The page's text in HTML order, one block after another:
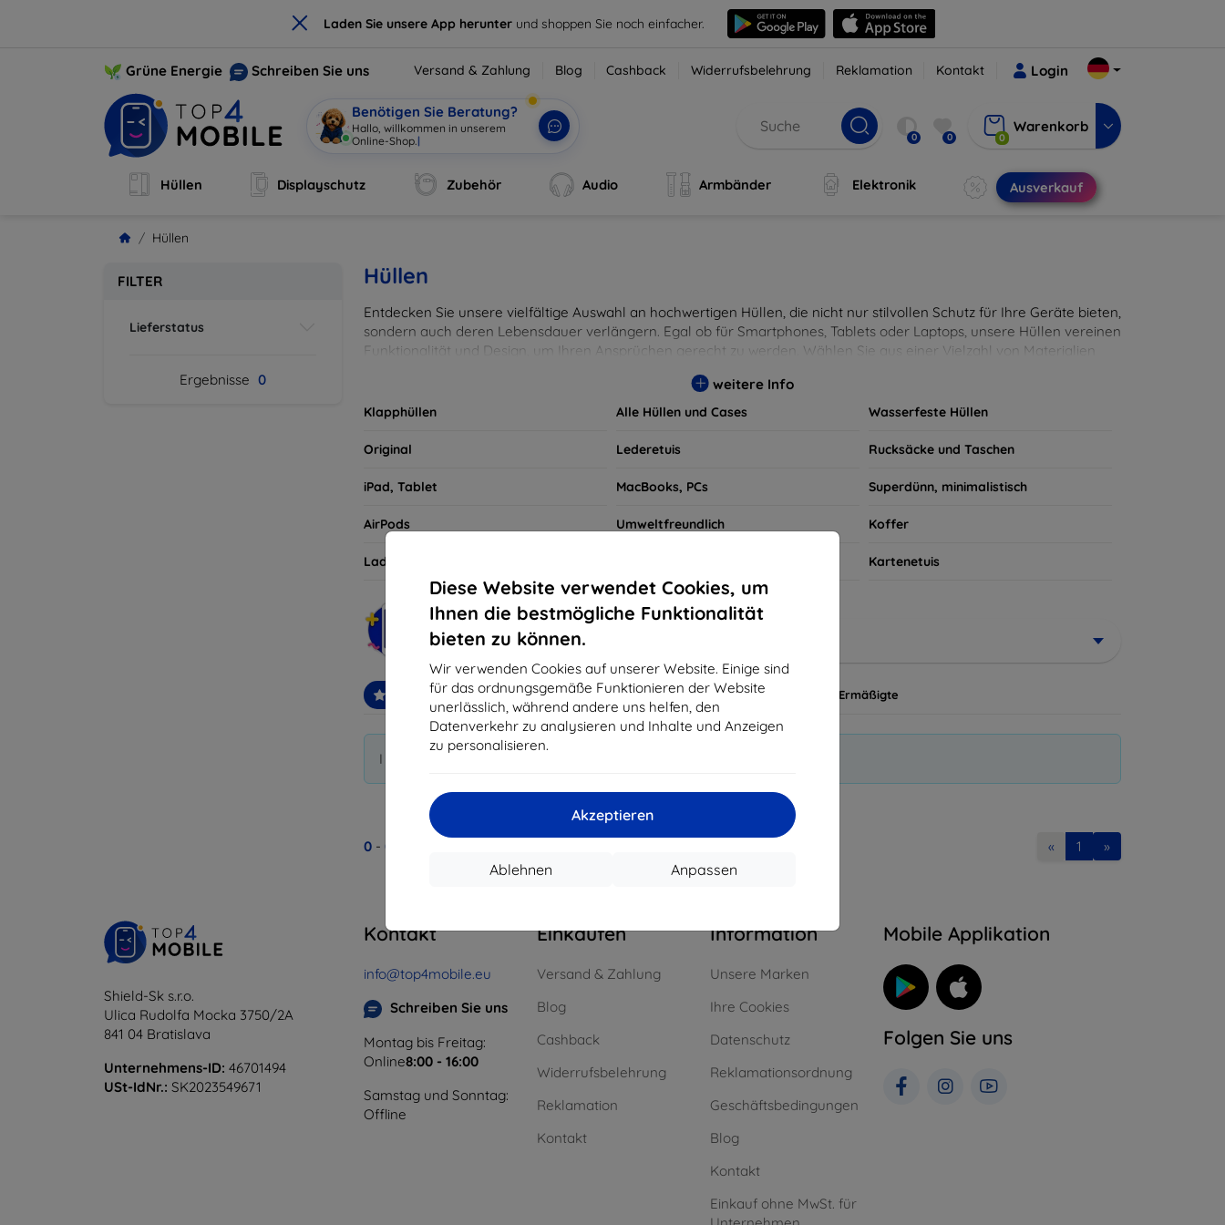
× Laden Sie unsere App herunter und shoppen Sie noch einfacher.
Diese Website verwendet Cookies, um
Ihnen die bestmögliche Funktionalität
bieten zu können.
Wir verwenden Cookies auf unserer Website. Einige sind
für das ordnungsgemäße Funktionieren der Website
unerlässlich, während andere uns helfen, den
Datenverkehr zu analysieren und Inhalte und Anzeigen
zu personalisieren.
Akzeptieren
Anpassen
Ablehnen
Grüne Energie Schreiben Sie uns Versand & Zahlung Blog Cashback Widerrufsbelehrung Reklamation Kontakt Login
Benötigen Sie Beratung?
Hallo, willkommen in unserem
Online-Shop. | 0 0 0
Warenkorb
Hüllen Displayschutz Zubehör Audio Armbänder Elektronik Ausverkauf
Hüllen
FILTER
Lieferstatus
Ergebnisse 0
Hüllen
Entdecken Sie unsere vielfältige Auswahl an hochwertigen Hüllen, die nicht nur stilvollen Schutz für Ihre Geräte bieten,
sondern auch deren Lebensdauer verlängern. Egal ob für Smartphones, Tablets oder Laptops, unsere Hüllen vereinen
Funktionalität und Design, um Ihren Ansprüchen gerecht zu werden. Wählen Sie aus einer Vielzahl von Materialien
weitere Info
Klapphüllen Alle Hüllen und Cases Wasserfeste Hüllen
Original Lederetuis Rucksäcke und Taschen
iPad, Tablet MacBooks, PCs Superdünn, minimalistisch
AirPods Umweltfreundlich Koffer
Ladehüllen Kartenetuis
Schnellsuche
Xiaomi POCO F2 PRO
Empfohlen Bestseller Niedrigster Preis Höchster Preis Ermäßigte
I did not find any active products.
0 - 0 « 1 »
Shield-Sk s.r.o.
Ulica Rudolfa Mocka 3750/2A
841 04 Bratislava
Unternehmens-ID: 46701494
USt-IdNr.: SK2023549671
Kontakt
info@top4mobile.eu
Schreiben Sie uns
Montag bis Freitag:
Online8:00 - 16:00
Samstag und Sonntag:
Offline
Einkaufen
Versand & Zahlung
Blog
Cashback
Widerrufsbelehrung
Reklamation
Kontakt
Information
Unsere Marken
Ihre Cookies
Datenschutz
Reklamationsordnung
Geschäftsbedingungen
Blog
Kontakt
Einkauf ohne MwSt. für
Mobile Applikation
Folgen Sie uns